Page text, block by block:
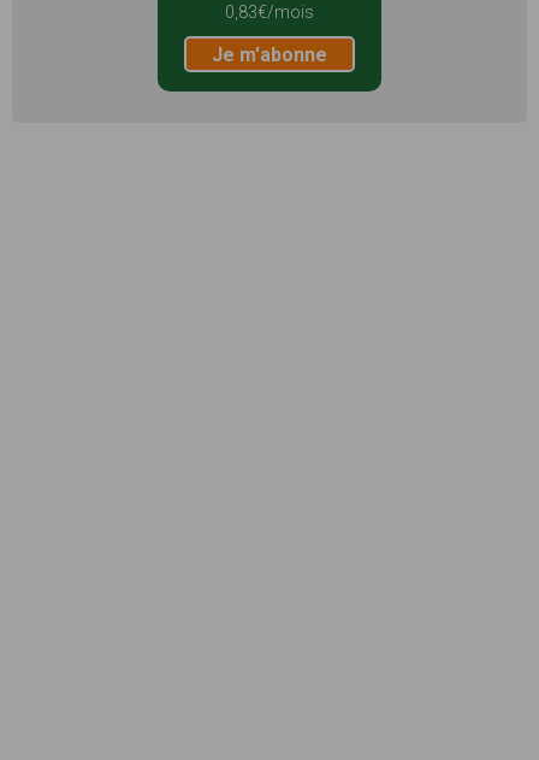
0,83€/mois
Je m'abonne